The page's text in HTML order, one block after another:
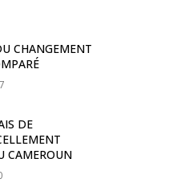
CHANGEMENT
DE
CAMEROUN